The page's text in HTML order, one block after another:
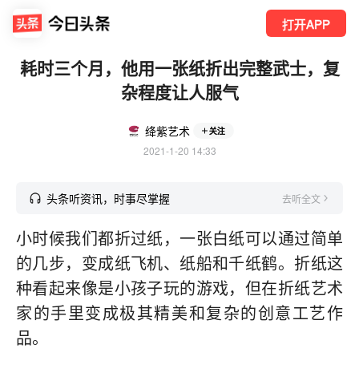
打开APP
耗时三个月，他用一张纸折出完整武士，复
杂程度让人服气
绛紫艺术 关注
2021-1-20 14:33
头条听资讯，时事尽掌握 去听全文
小时候我们都折过纸，一张白纸可以通过简单
的几步，变成纸飞机、纸船和千纸鹤。折纸这
种看起来像是小孩子玩的游戏，但在折纸艺术
家的手里变成极其精美和复杂的创意工艺作
品。